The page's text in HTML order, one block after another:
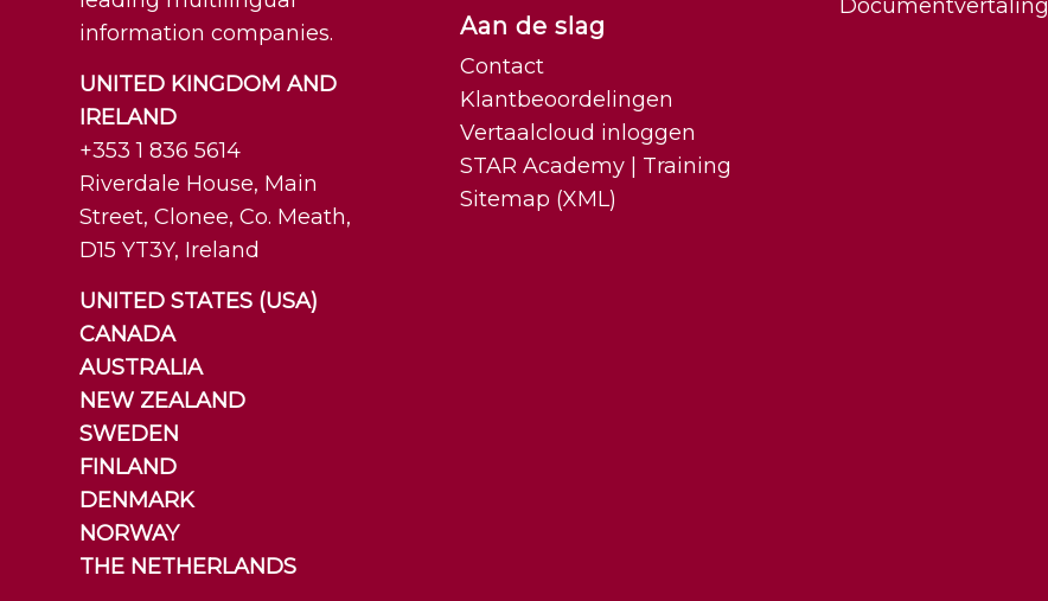
information companies.
UNITED KINGDOM AND
IRELAND
+353 1 836 5614
Riverdale House, Main
Street, Clonee, Co. Meath,
D15 YT3Y, Ireland
UNITED STATES (USA)
CANADA
AUSTRALIA
NEW ZEALAND
SWEDEN
FINLAND
DENMARK
NORWAY
THE NETHERLANDS
Aan de slag
Contact
Klantbeoordelingen
Vertaalcloud inloggen
STAR Academy | Training
Sitemap (XML)
Documentvertaling